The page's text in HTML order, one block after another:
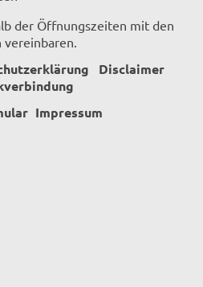
der Öffnungszeiten mit den
Disclaimer
Impressum